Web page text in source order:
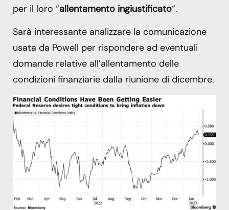
per il loro “allentamento ingiustificato“.
Sarà interessante analizzare la comunicazione
usata da Powell per rispondere ad eventuali
domande relative all’allentamento delle
condizioni finanziarie dalla riunione di dicembre.